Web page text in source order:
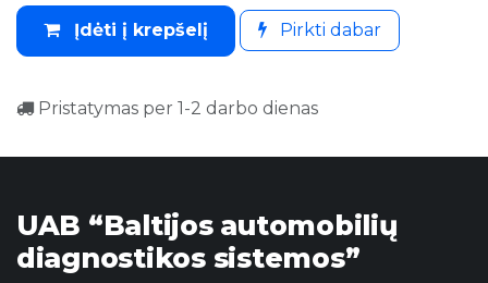
Įdėti į krepšelį Pirkti dabar
Pristatymas per 1-2 darbo dienas
UAB “Baltijos automobilių
diagnostikos sistemos”